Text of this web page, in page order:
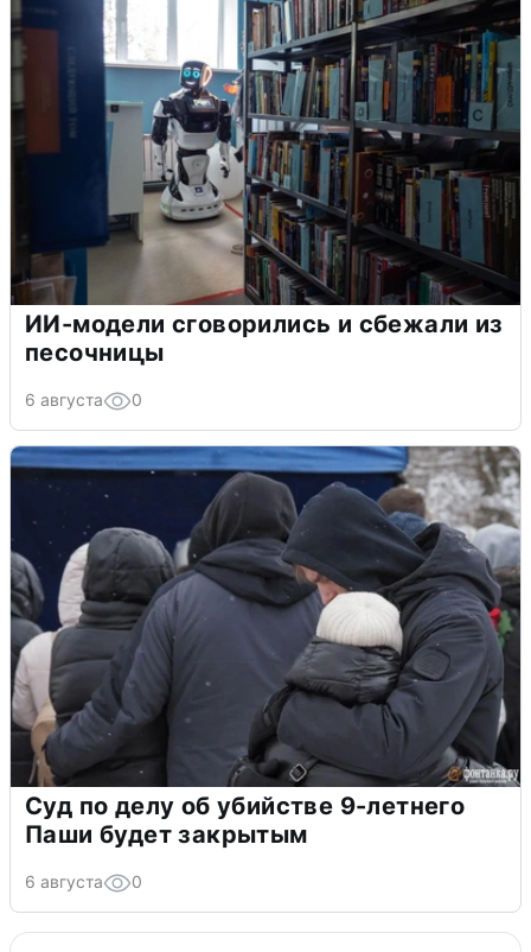
ИИ-модели сговорились и сбежали из
песочницы
6 августа 0
Суд по делу об убийстве 9-летнего
Паши будет закрытым
6 августа 0